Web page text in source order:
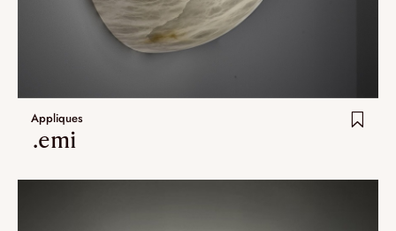
Appliques
.emi